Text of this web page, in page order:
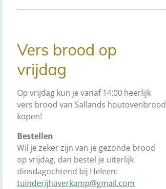
Vers brood op
vrijdag
Op vrijdag kun je vanaf 14:00 heerlijk
vers brood van Sallands houtovenbrood
kopen!
Bestellen
Wil je zeker zijn van je gezonde brood
op vrijdag, dan bestel je uiterlijk
dinsdagochtend bij Heleen:
tuinderijhaverkamp@gmail.com